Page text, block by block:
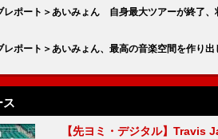
レポート＞あいみょん 自身最大ツアーが終了
レポート＞あいみょん、最高の音楽空間を作り
ス
【先ヨミ・デジタル】